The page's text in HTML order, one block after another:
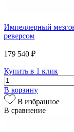
Импеллерный
реверсом
179 540 ₽
Купить в 1 клик
В корзину
В избранное
В сравнение